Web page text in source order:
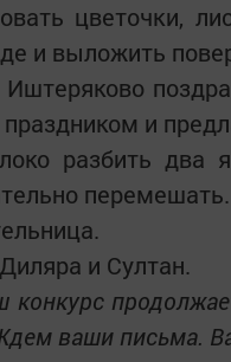
цветочки,
и выложить
Иштеряково
и
разбить два
и Султан.
конкурс
ваши письма.